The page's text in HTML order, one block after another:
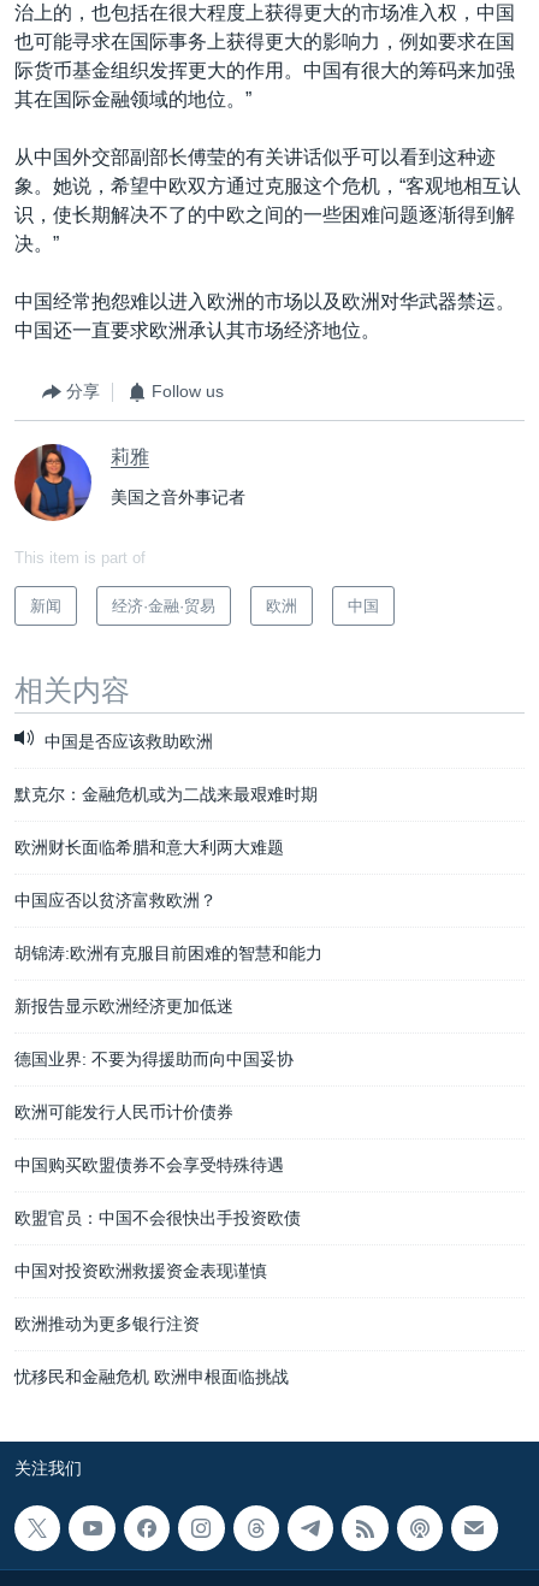
治上的，也包括在很大程度上获得更大的市场准入权，中国
也可能寻求在国际事务上获得更大的影响力，例如要求在国
际货币基金组织发挥更大的作用。中国有很大的筹码来加强
其在国际金融领域的地位。”
从中国外交部副部长傅莹的有关讲话似乎可以看到这种迹
象。她说，希望中欧双方通过克服这个危机，“客观地相互认
识，使长期解决不了的中欧之间的一些困难问题逐渐得到解
决。”
中国经常抱怨难以进入欧洲的市场以及欧洲对华武器禁运。
中国还一直要求欧洲承认其市场经济地位。
分享 Follow us
莉雅
美国之音外事记者
This item is part of
新闻 经济·金融·贸易 欧洲 中国
相关内容
中国是否应该救助欧洲
默克尔：金融危机或为二战来最艰难时期
欧洲财长面临希腊和意大利两大难题
中国应否以贫济富救欧洲？
胡锦涛:欧洲有克服目前困难的智慧和能力
新报告显示欧洲经济更加低迷
德国业界: 不要为得援助而向中国妥协
欧洲可能发行人民币计价债券
中国购买欧盟债券不会享受特殊待遇
欧盟官员：中国不会很快出手投资欧债
中国对投资欧洲救援资金表现谨慎
欧洲推动为更多银行注资
忧移民和金融危机 欧洲申根面临挑战
关注我们